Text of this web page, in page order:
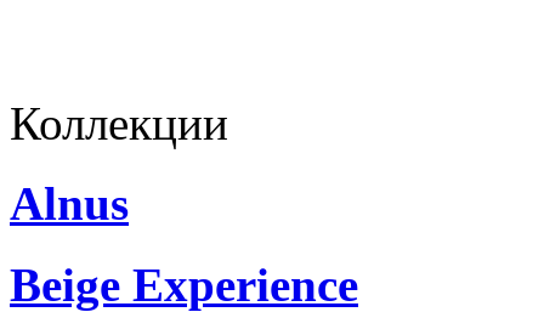
Коллекции
Alnus
Beige Experience